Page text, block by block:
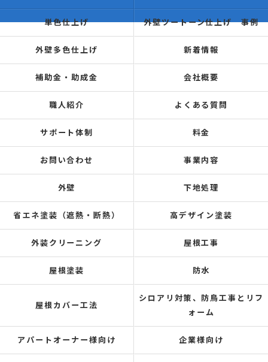
単色仕上げ 外壁ツートーン仕上げ 事例
外壁多色仕上げ 新着情報
補助金・助成金 会社概要
職人紹介 よくある質問
サポート体制 料金
お問い合わせ 事業内容
外壁 下地処理
省エネ塗装（遮熱・断熱） 高デザイン塗装
外装クリーニング 屋根工事
屋根塗装 防水
屋根カバー工法
シロアリ対策、防鳥工事とリフ
ォーム
アパートオーナー様向け 企業様向け